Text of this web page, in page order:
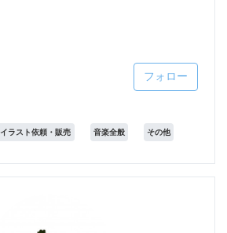
フォロー
イラスト依頼・販売 音楽全般 その他